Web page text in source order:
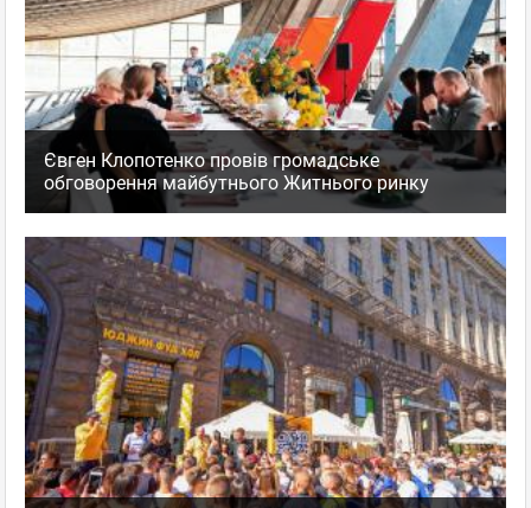
Євген Клопотенко провів громадське
обговорення майбутнього Житнього ринку